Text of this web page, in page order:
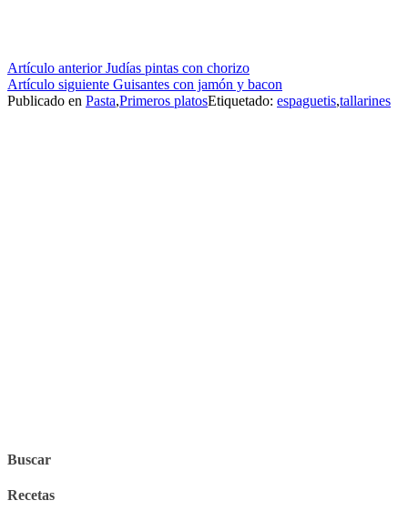
Seguir
leyendo
Artículo anteriorJudías pintas con chorizo
Artículo siguiente Guisantes con jamón y bacon
Publicado en Pasta,Primeros platosEtiquetado: espaguetis,tallarines
Buscar
Recetas